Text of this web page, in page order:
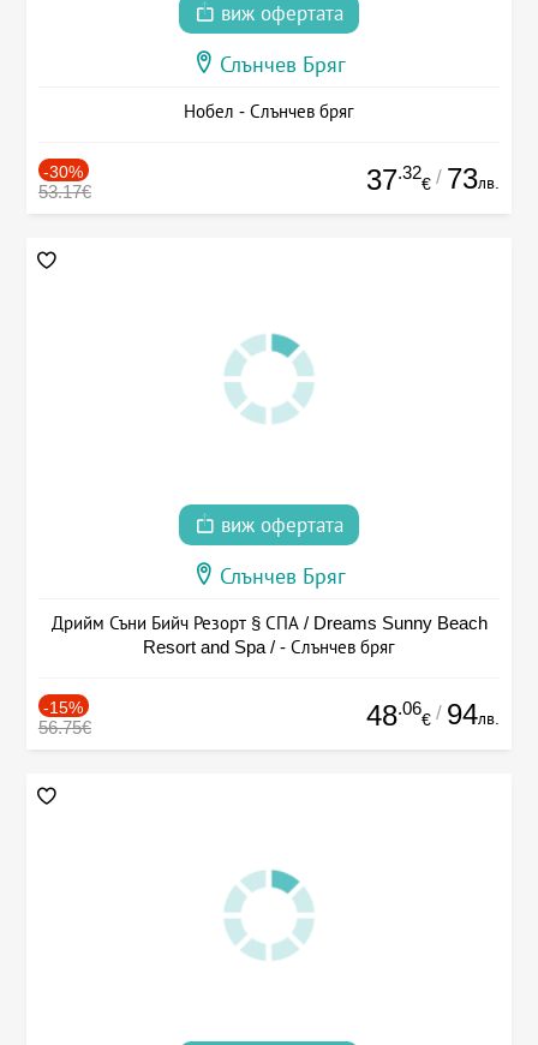
виж офертата
Слънчев Бряг
Нобел - Слънчев бряг
-30%
53.17€ 37.32
€ / 73лв.
виж офертата
Слънчев Бряг
Дрийм Съни Бийч Резорт § СПА / Dreams Sunny Beach
Resort and Spa / - Слънчев бряг
-15%
56.75€ 48.06
€ / 94лв.